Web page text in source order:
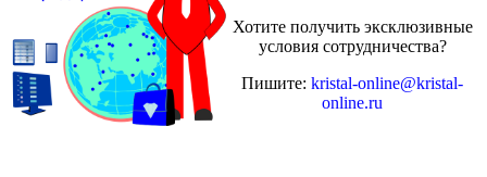
Хотите получить эксклюзивные
условия сотрудничества?
Пишите: kristal-online@kristal-
online.ru